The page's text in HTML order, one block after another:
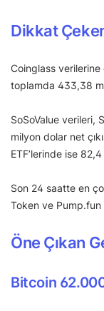
Dikkat
Coinglass verilerine
toplamda 433,38
SoSoValue verileri,
milyon dolar net
ETF’lerinde ise
Son 24 saatte en
Token ve Pump.fun
Öne Çıkan
Bitcoin